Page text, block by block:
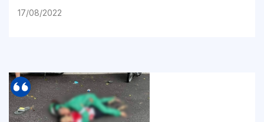
17/08/2022